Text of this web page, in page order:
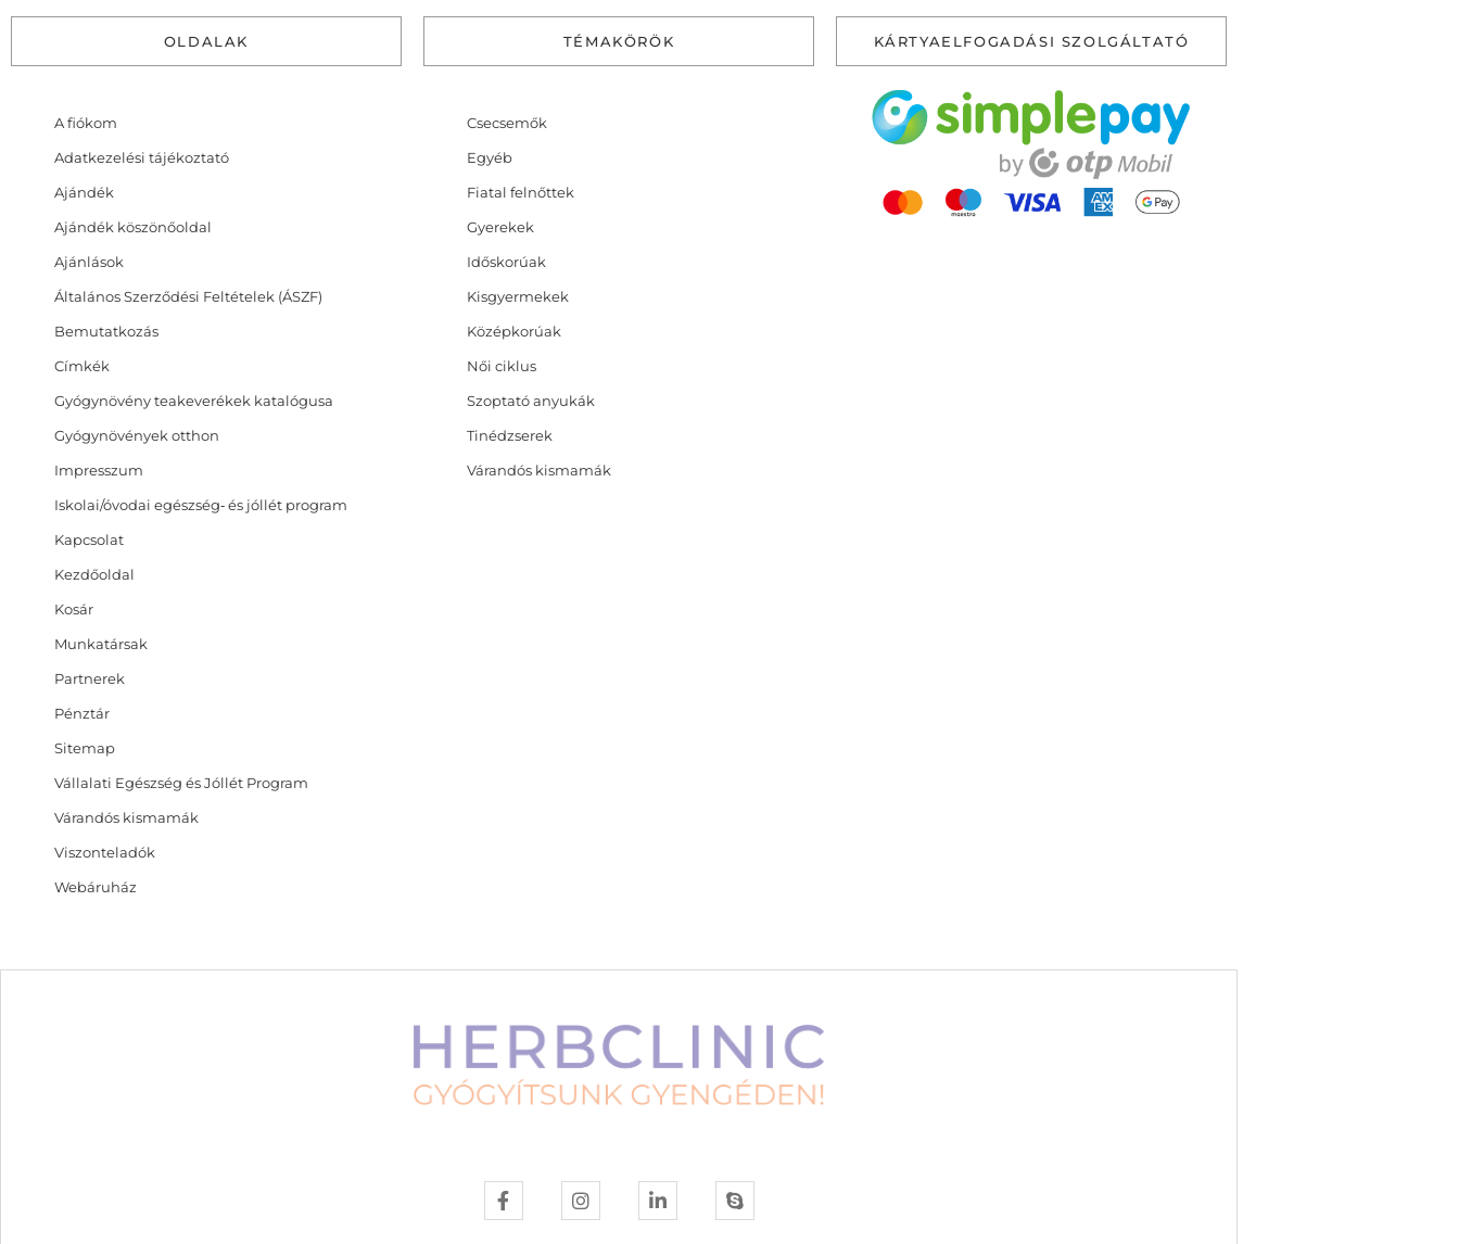
OLDALAK
A fiókom
Adatkezelési tájékoztató
Ajándék
Ajándék köszönőoldal
Ajánlások
Általános Szerződési Feltételek (ÁSZF)
Bemutatkozás
Címkék
Gyógynövény teakeverékek katalógusa
Gyógynövények otthon
Impresszum
Iskolai/óvodai egészség‑ és jóllét program
Kapcsolat
Kezdőoldal
Kosár
Munkatársak
Partnerek
Pénztár
Sitemap
Vállalati Egészség és Jóllét Program
Várandós kismamák
Viszonteladók
Webáruház
TÉMAKÖRÖK
Csecsemők
Egyéb
Fiatal felnőttek
Gyerekek
Időskorúak
Kisgyermekek
Középkorúak
Női ciklus
Szoptató anyukák
Tinédzserek
Várandós kismamák
KÁRTYAELFOGADÁSI SZOLGÁLTATÓ